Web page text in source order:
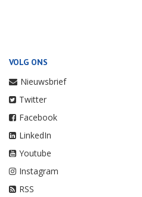
VOLG ONS
Nieuwsbrief
Twitter
Facebook
LinkedIn
Youtube
Instagram
RSS